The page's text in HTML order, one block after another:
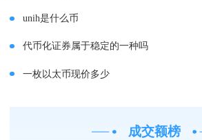
unih是什么币
代币化证券属于稳定的一种吗
一枚以太币现价多少
成交额榜